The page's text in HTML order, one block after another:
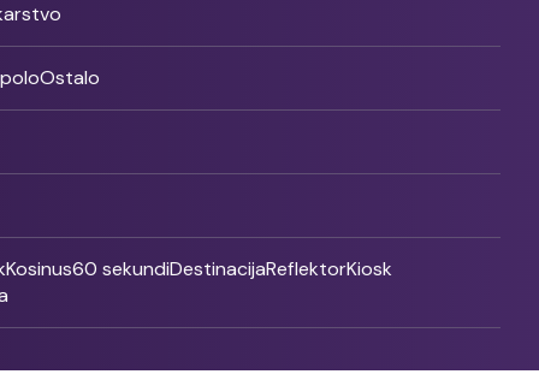
Ostalo
Kosinus60 sekundiDestinacijaReflektorKiosk